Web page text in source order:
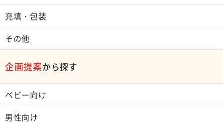
充填・包装
その他
企画提案から探す
ベビー向け
男性向け